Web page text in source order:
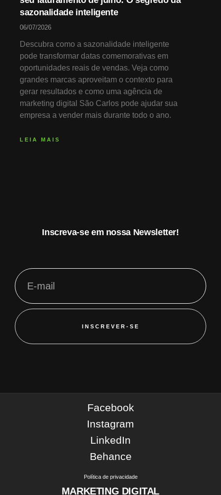
sazonalidade inteligente
06/07/2026
Descubra como a sazonalidade inteligente
pode transformar datas comemorativas em
oportunidades reais de vendas. Veja como
grandes marcas aproveitam o contexto para
gerar resultados e como uma agência de
marketing digital São Carlos pode ajudar sua
empresa a vender mais durante todo o ano.
LEIA MAIS
Inscreva-se em nossa Newsletter!
INSCREVER-SE
MARKETING DIGITAL
Facebook
Instagram
LinkedIn
Behance
Política de privacidade